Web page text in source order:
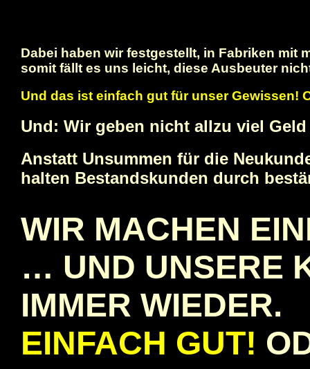
Dabei haben wir festgestellt, in Fabriken mit
somit fällt es uns leicht, diese Ausbeuter
Und das ist einfach gut für unser Gewissen!
Und: Wir geben nicht allzu viel
Anstatt Unsummen für die
halten Bestandskunden durch
WIR MACHEN
… UND UNSERE
IMMER WIEDER.
EINFACH GUT!